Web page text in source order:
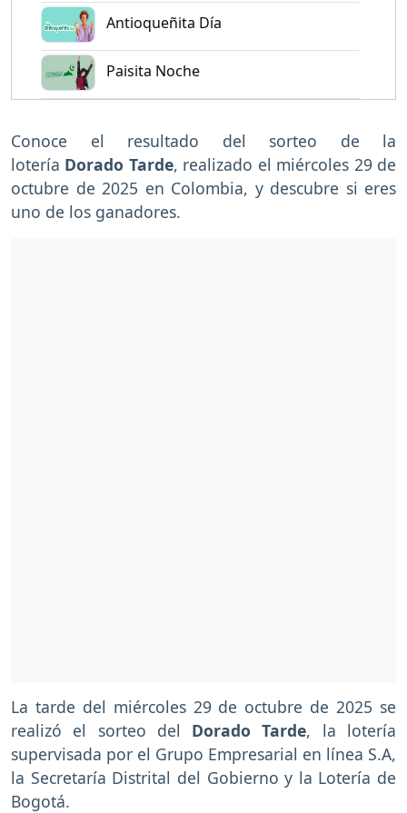
Antioqueñita Día
Paisita Noche
Conoce el resultado del sorteo de la
lotería Dorado Tarde, realizado el miércoles 29 de
octubre de 2025 en Colombia, y descubre si eres
uno de los ganadores.
La tarde del miércoles 29 de octubre de 2025 se
realizó el sorteo del Dorado Tarde, la lotería
supervisada por el Grupo Empresarial en línea S.A,
la Secretaría Distrital del Gobierno y la Lotería de
Bogotá.